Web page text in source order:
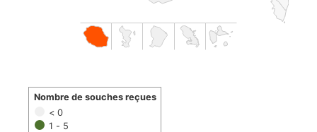
< 0
1 - 5
Nombre de souches reçues